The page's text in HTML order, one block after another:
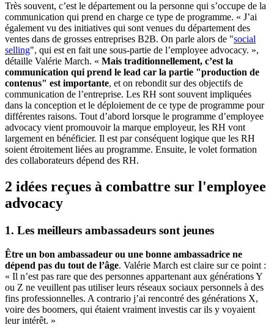
Très souvent, c’est le département ou la personne qui s’occupe de la
communication qui prend en charge ce type de programme. « J’ai
également vu des initiatives qui sont venues du département des
ventes dans de grosses entreprises B2B. On parle alors de "social
selling", qui est en fait une sous-partie de l’employee advocacy. »,
détaille Valérie March. « Mais traditionnellement, c’est la
communication qui prend le lead car la partie "production de
contenus" est importante, et on rebondit sur des objectifs de
communication de l’entreprise. Les RH sont souvent impliquées
dans la conception et le déploiement de ce type de programme pour
différentes raisons. Tout d’abord lorsque le programme d’employee
advocacy vient promouvoir la marque employeur, les RH vont
largement en bénéficier. Il est par conséquent logique que les RH
soient étroitement liées au programme. Ensuite, le volet formation
des collaborateurs dépend des RH.
2 idées reçues à combattre sur l'employee
advocacy
1. Les meilleurs ambassadeurs sont jeunes
Être un bon ambassadeur ou une bonne ambassadrice ne
dépend pas du tout de l’âge. Valérie March est claire sur ce point :
« Il n’est pas rare que des personnes appartenant aux générations Y
ou Z ne veuillent pas utiliser leurs réseaux sociaux personnels à des
fins professionnelles. A contrario j’ai rencontré des générations X,
voire des boomers, qui étaient vraiment investis car ils y voyaient
leur intérêt. »